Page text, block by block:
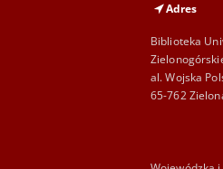
Adres
Biblioteka
al. Wojska
65-762